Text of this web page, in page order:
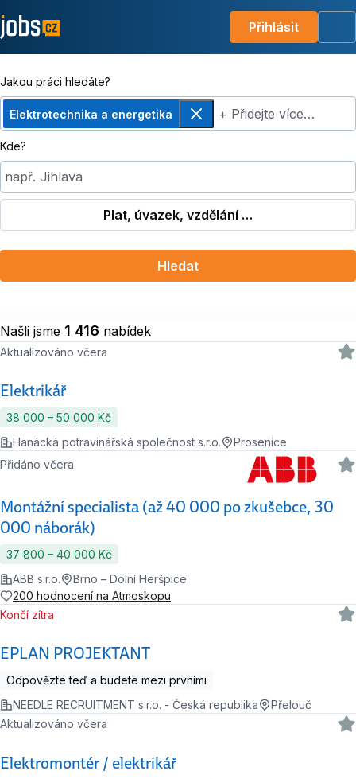
Přihlásit
Jakou práci hledáte?
Elektrotechnika a energetika
Odebrat+ Přidejte více…
Kde?
např. Jihlava
Plat, úvazek, vzdělání …
Hledat
Našli jsme 1 416 nabídek
Elektrikář
Aktualizováno včera
38 000 ‍–‍ 50 000 Kč
Hanácká potravinářská společnost s.r.o.
Prosenice
Montážní specialista (až 40 000 po zkušebce, 30
000 náborák)
Přidáno včera
37 800 ‍–‍ 40 000 Kč
ABB s.r.o.
Brno – Dolní Heršpice
200 hodnocení na Atmoskopu
EPLAN PROJEKTANT
Končí zítra
Odpovězte teď a budete mezi prvními
NEEDLE RECRUITMENT s.r.o. - Česká republika
Přelouč
Elektromontér / elektrikář
Aktualizováno včera